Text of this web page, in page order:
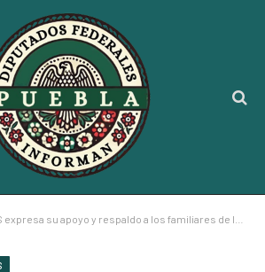
apoyo y respaldo a los familiares de las víctimas tras accidente del Tren Interoceánico